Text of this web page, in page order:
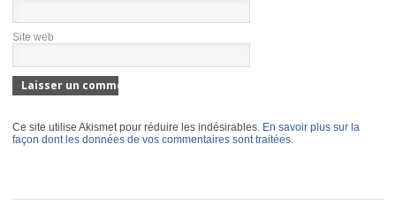
Site web
Ce site utilise Akismet pour réduire les indésirables. En savoir plus sur la
façon dont les données de vos commentaires sont traitées